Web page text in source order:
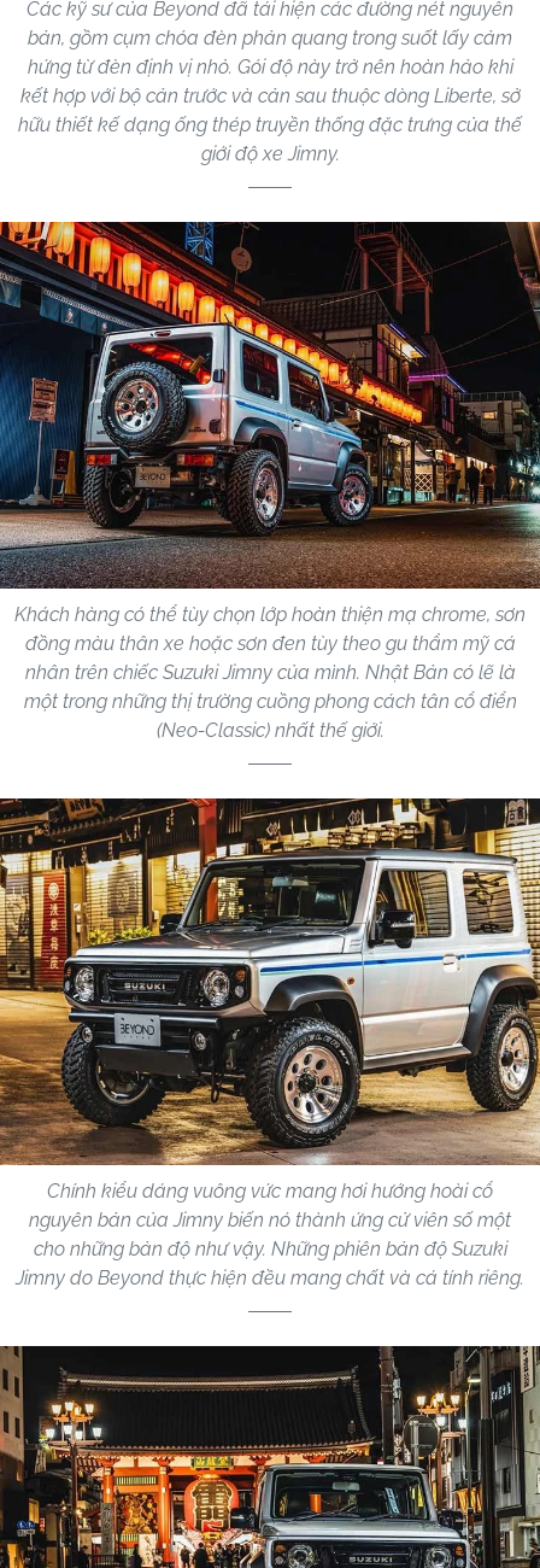
Các kỹ sư của Beyond đã tái hiện các đường nét nguyên
bản, gồm cụm chóa đèn phản quang trong suốt lấy cảm
hứng từ đèn định vị nhỏ. Gói độ này trở nên hoàn hảo khi
kết hợp với bộ cản trước và cản sau thuộc dòng Liberte, sở
hữu thiết kế dạng ống thép truyền thống đặc trưng của thế
giới độ xe Jimny.
Khách hàng có thể tùy chọn lớp hoàn thiện mạ chrome, sơn
đồng màu thân xe hoặc sơn đen tùy theo gu thẩm mỹ cá
nhân trên chiếc Suzuki Jimny của mình. Nhật Bản có lẽ là
một trong những thị trường cuồng phong cách tân cổ điển
(Neo-Classic) nhất thế giới.
Chính kiểu dáng vuông vức mang hơi hướng hoài cổ
nguyên bản của Jimny biến nó thành ứng cử viên số một
cho những bản độ như vậy. Những phiên bản độ Suzuki
Jimny do Beyond thực hiện đều mang chất và cá tính riêng.